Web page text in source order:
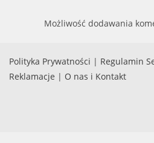
Możliwość dodawania
Polityka Prywatności | Regulamin
Reklamacje | O nas i Kontakt